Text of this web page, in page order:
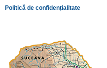
Politică de confidențialitate